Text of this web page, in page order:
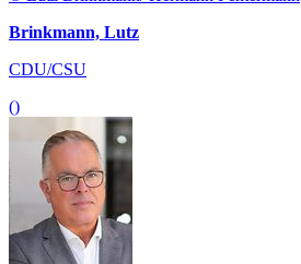
Brinkmann, Lutz
CDU/CSU
()